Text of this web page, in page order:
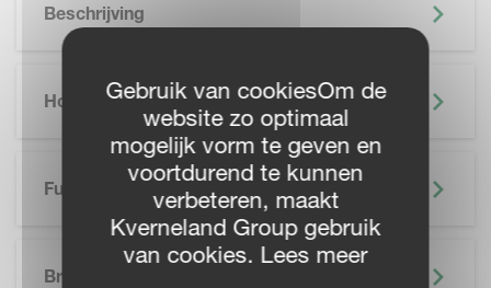
Beschrijving
Hoogtepunten
Functionaliteiten
Brochure
SKIP BROCHURE
Gebruik van cookiesOm de
website zo optimaal
mogelijk vorm te geven en
voortdurend te kunnen
verbeteren, maakt
Kverneland Group gebruik
van cookies. Lees meer